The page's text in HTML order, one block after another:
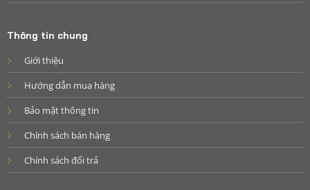
Thông tin chung
Giới thiệu
Hướng dẫn mua hàng
Bảo mật thông tin
Chính sách bán hàng
Chính sách đổi trả